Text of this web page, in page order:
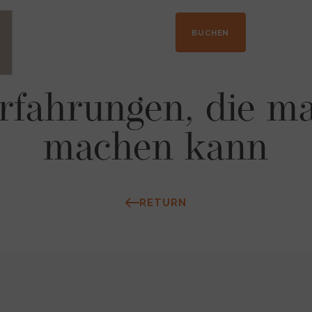
BUCHEN
die
machen kann
RETURN